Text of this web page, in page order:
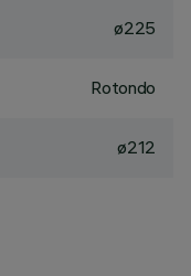
ø225
Rotondo
ø212